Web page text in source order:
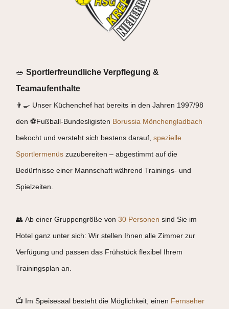
🥗 Sportlerfreundliche Verpflegung &
Teamaufenthalte
👨‍🍳 Unser Küchenchef hat bereits in den Jahren 1997/98
den ⚽Fußball-Bundesligisten Borussia Mönchengladbach
bekocht und versteht sich bestens darauf, spezielle
Sportlermenüszuzubereiten – abgestimmt auf die
Bedürfnisse einer Mannschaft während Trainings- und
Spielzeiten.
👥 Ab einer Gruppengröße von 30 Personen sind Sie im
Hotel ganz unter sich: Wir stellen Ihnen alle Zimmer zur
Verfügung und passen das Frühstück flexibel Ihrem
Trainingsplan an.
📺 Im Speisesaal besteht die Möglichkeit, einen Fernseher